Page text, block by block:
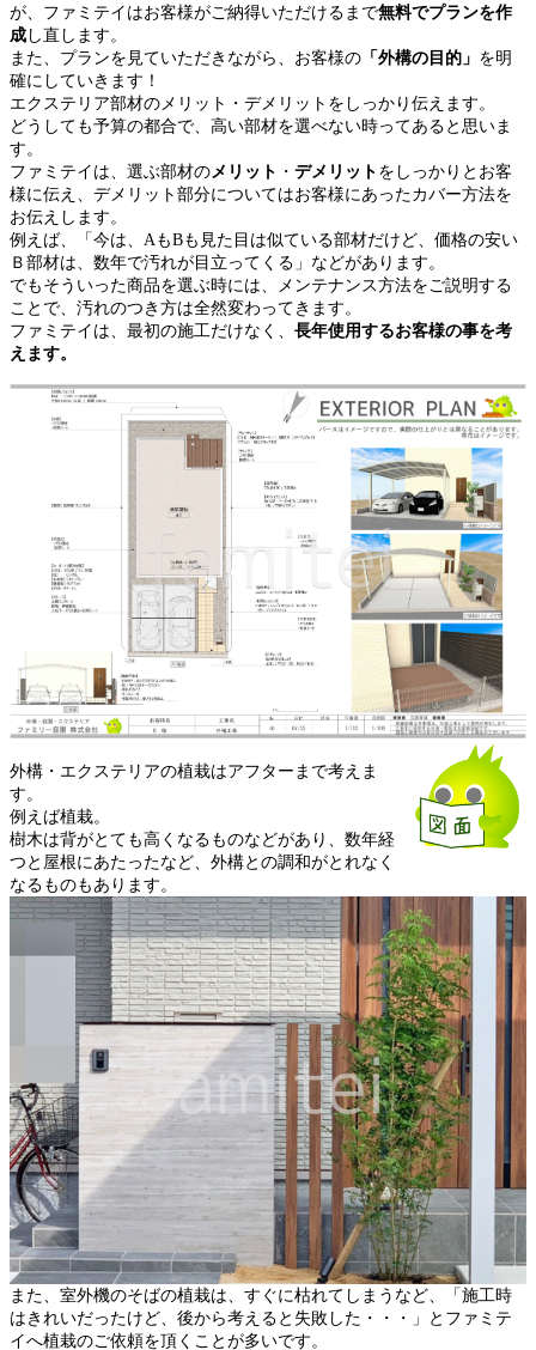
が、ファミテイはお客様がご納得いただけるまで無料でプランを作
成 し直します。
また、プランを見ていただきながら、お客様の 「外構の目的」 を明
確にしていきます！
エクステリア部材のメリット・デメリットをしっかり伝えます。
どうしても予算の都合で、高い部材を選べない時ってあると思いま
す。
ファミテイは、選ぶ部材の メリット ・ デメリット をしっかりとお客
様に伝え、デメリット部分についてはお客様にあったカバー方法を
お伝えします。
例えば、「今は、AもBも見た目は似ている部材だけど、価格の安い
Ｂ部材は、数年で汚れが目立ってくる」などがあります。
でもそういった商品を選ぶ時には、メンテナンス方法をご説明する
ことで、汚れのつき方は全然変わってきます。
ファミテイは、最初の施工だけなく、 長年使用するお客様の事を考
えます。
外構・エクステリアの植栽はアフターまで考えま
す。
例えば植栽。
樹木は背がとても高くなるものなどがあり、数年経
つと屋根にあたったなど、外構との調和がとれなく
なるものもあります。
また、室外機のそばの植栽は、すぐに枯れてしまうなど、「施工時
はきれいだったけど、後から考えると失敗した・・・」とファミテ
イへ植栽のご依頼を頂くことが多いです。